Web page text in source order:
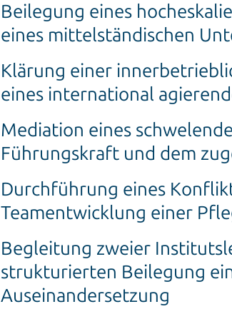
Beilegung eines
eines mittelständischen
Klärung einer
eines international
Mediation eines
Führungskraft und dem
Durchführung eines
Teamentwicklung einer
Begleitung zweier
strukturierten Beilegung
Auseinandersetzung